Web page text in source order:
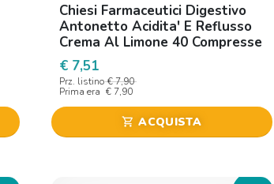
Chiesi Farmaceutici Digestivo
Antonetto Acidita' E Reflusso
Crema Al Limone 40 Compresse
Masticabili
€ 7,51
Prz. listino € 7,90
Prima era € 7,90
shopping_cart ACQUISTA